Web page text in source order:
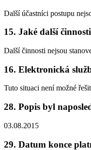
Další účastníci postupu
15. Jaké další
Další činnosti nejsou
16. Elektronická
Tuto situaci není možné
28. Popis byl
03.08.2015
29. Datum konce